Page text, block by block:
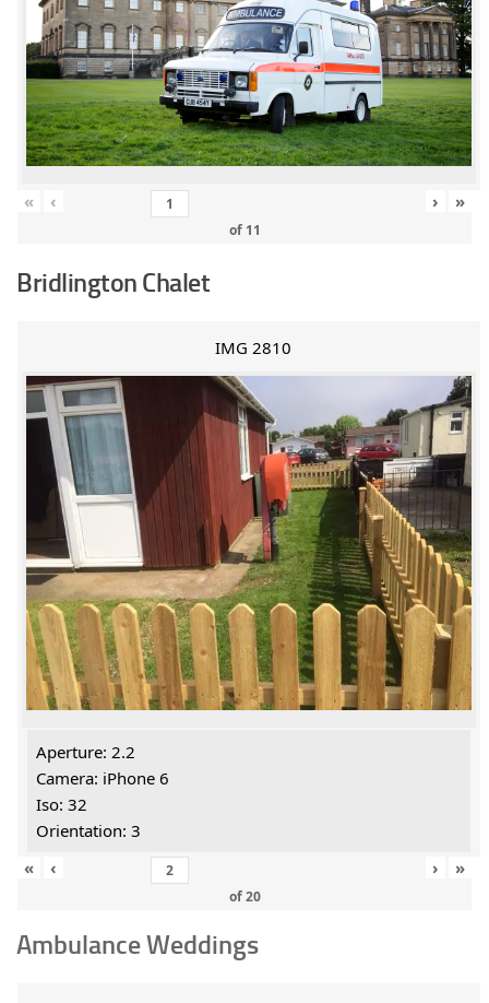
« ‹
of 11
› »
Bridlington Chalet
IMG 2810
Aperture: 2.2
Camera: iPhone 6
Iso: 32
Orientation: 3
«
‹
of20
› »
Ambulance Weddings